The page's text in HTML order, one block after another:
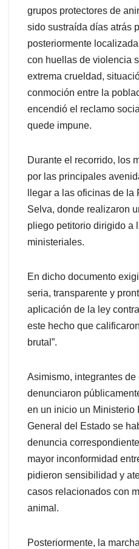
grupos protectores de
sido sustraída días atrás
posteriormente
con huellas de violencia
extrema crueldad,
conmoción entre la
encendió el reclamo
quede impune.
Durante el recorrido, los
por las principales
llegar a las oficinas de
Selva, donde realizaron
pliego petitorio dirigido a
ministeriales.
En dicho documento
seria, transparente y
aplicación de la ley
este hecho que
brutal”.
Asimismo, integrantes
denunciaron
en un inicio un Ministerio
General del Estado se
denuncia
mayor inconformidad
pidieron sensibilidad y
casos relacionados con
animal.
Posteriormente, la